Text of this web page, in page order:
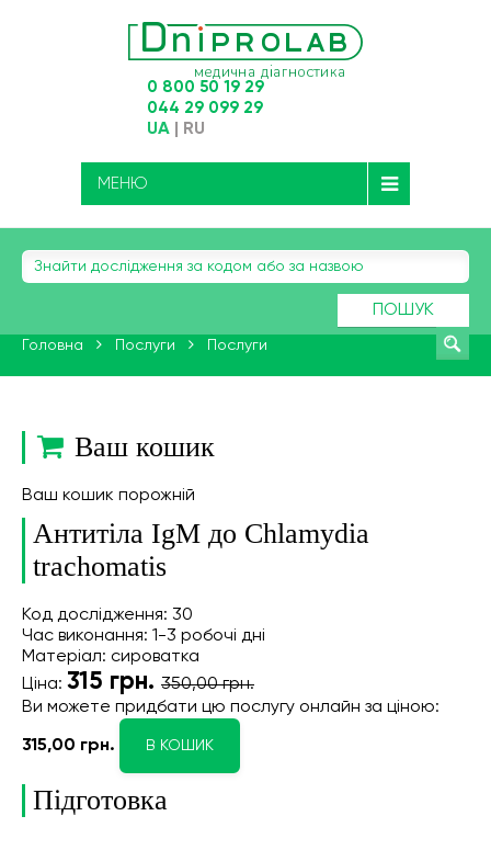
0 800 50 19 29
044 29 099 29
UA RU
МЕНЮ
ПОШУК
Головна Послуги Послуги
Ваш кошик
Ваш кошик порожній
Антитіла IgM до Chlamydia
trachomatis
Код дослідження: 30
Час виконання: 1-3 робочі дні
Матеріал: сироватка
Ціна: 315 грн. 350,00 грн.
Ви можете придбати цю послугу онлайн за ціною:
315,00 грн. В КОШИК
Підготовка